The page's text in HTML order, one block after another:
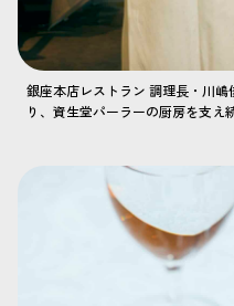
銀座本店レストラン 調理長・川
り、資生堂パーラーの厨房を支え